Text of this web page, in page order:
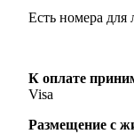
Есть номера
К оплате
Visa
Размещение с